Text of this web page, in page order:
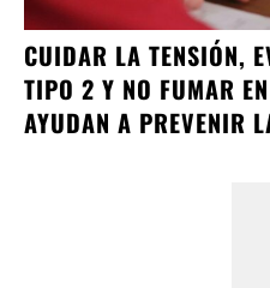
CUIDAR LA TENSIÓN,
TIPO 2 Y NO FUMAR
AYUDAN A PREVENIR